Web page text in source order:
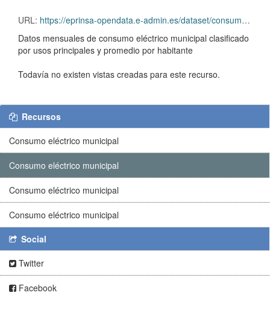
URL: https://eprinsa-opendata.e-admin.es/dataset/consumo-electrico-municipal106/resource/758c7149-5230-46ec-a355-1e5cd277ddde/download/Consumo eléctrico municipal.xml
Datos mensuales de consumo eléctrico municipal clasificado
por usos principales y promedio por habitante
Todavía no existen vistas creadas para este recurso.
Recursos
Consumo eléctrico municipal
Consumo eléctrico municipal
Consumo eléctrico municipal
Consumo eléctrico municipal
Social
Twitter
Facebook